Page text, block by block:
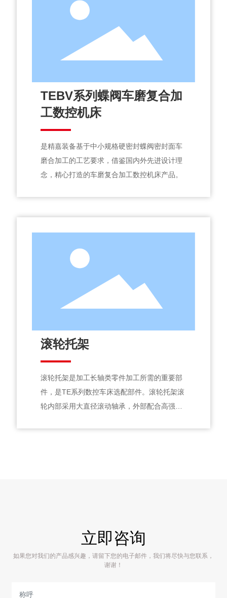
TEBV系列蝶阀车磨复合加
工数控机床
是精嘉装备基于中小规格硬密封蝶阀密封面车
磨合加工的工艺要求，借鉴国内外先进设计理
念，精心打造的车磨复合加工数控机床产品。
滚轮托架
滚轮托架是加工长轴类零件加工所需的重要部
件，是TE系列数控车床选配部件。滚轮托架滚
轮内部采用大直径滚动轴承，外部配合高强度
立即咨询
如果您对我们的产品感兴趣，请留下您的电子邮件，我们将尽快与您联系，
谢谢！